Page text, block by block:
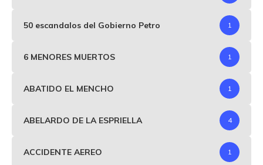
50 escandalos del Gobierno Petro 1
6 MENORES MUERTOS 1
ABATIDO EL MENCHO 1
ABELARDO DE LA ESPRIELLA 4
ACCIDENTE AEREO 1